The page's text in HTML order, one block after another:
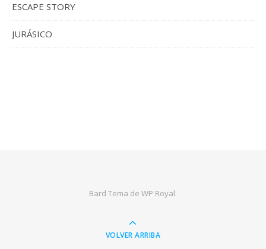
ESCAPE STORY
JURÁSICO
Bard Tema de WP Royal.
VOLVER ARRIBA